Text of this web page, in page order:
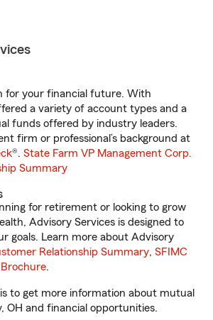
for your financial future. With
a variety of account types and a
funds offered by industry leaders.
firm or professional’s background at
®. State Farm VP Management Corp.
Summary
for retirement or looking to grow
Advisory Services is designed to
goals. Learn more about Advisory
Relationship Summary, SFIMC
.
to get more information about mutual
OH and financial opportunities.